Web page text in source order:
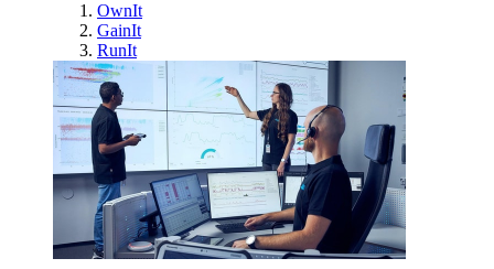
OwnIt
GainIt
RunIt